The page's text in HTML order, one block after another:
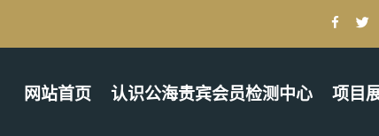
网站首页 认识公海贵宾会员检测中心 项目